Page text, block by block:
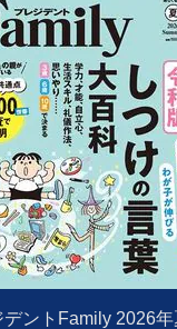
デントFamily 2026